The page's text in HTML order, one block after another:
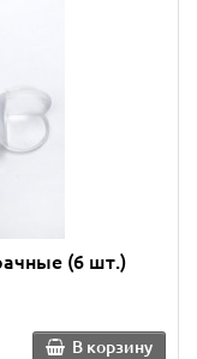
(6 шт.)
В корзину